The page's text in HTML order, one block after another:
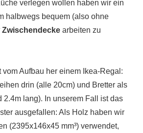
verlegen wollen haben wir ein
halbwegs bequem (also ohne
Zwischendecke arbeiten zu
vom Aufbau her einem Ikea-Regal:
drin (alle 20cm) und Bretter als
2.4m lang). In unserem Fall ist das
ausgefallen: Als Holz haben wir
(2395x146x45 mm³) verwendet,